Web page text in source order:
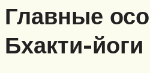
Главные
Бхакти-йоги